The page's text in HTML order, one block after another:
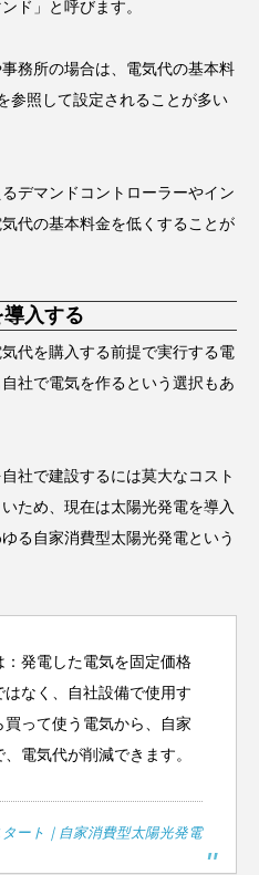
ド」と呼びます。
務所の場合は、電気代の基本料
参照して設定されることが多い
デマンドコントローラーやイン
代の基本料金を低くすることが
入する
代を購入する前提で実行する電
社で電気を作るという選択もあ
社で建設するには莫大なコスト
ため、現在は太陽光発電を導入
る自家消費型太陽光発電という
発電した電気を固定価格
なく、自社設備で使用す
って使う電気から、自家
電気代が削減できます。
ート｜自家消費型太陽光発電